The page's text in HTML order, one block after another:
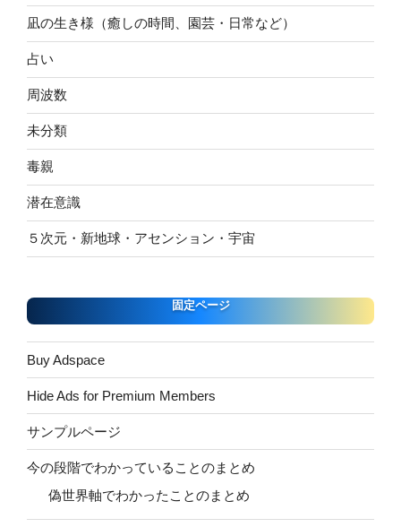
凪の生き様（癒しの時間、園芸・日常など）
占い
周波数
未分類
毒親
潜在意識
５次元・新地球・アセンション・宇宙
固定ページ
Buy Adspace
Hide Ads for Premium Members
サンプルページ
今の段階でわかっていることのまとめ
偽世界軸でわかったことのまとめ